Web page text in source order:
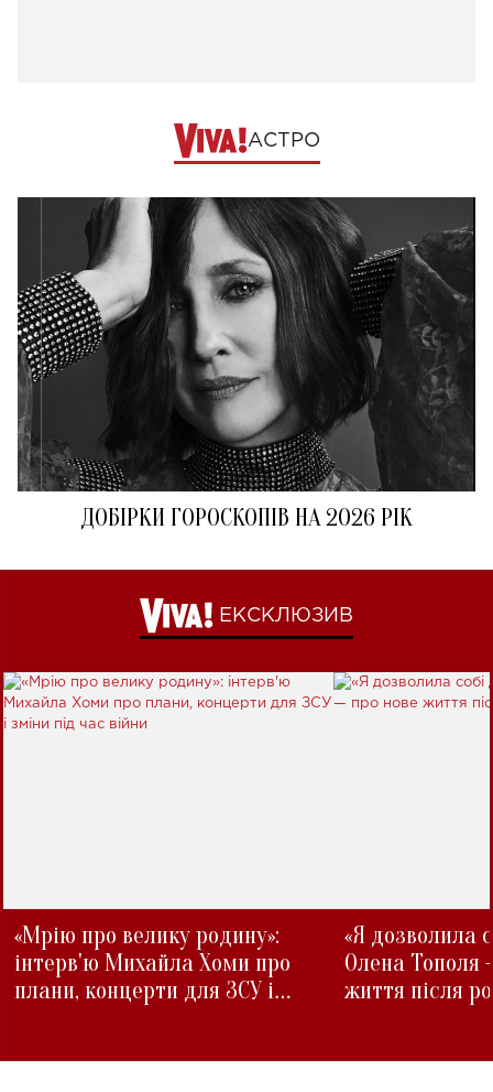
АСТРО
ДОБІРКИ ГОРОСКОПІВ НА 2026 РІК
ЕКСКЛЮЗИВ
«Мрію про велику родину»:
інтерв'ю Михайла Хоми про
плани, концерти для ЗСУ і
«Я дозволила
Олена Тополя
життя після